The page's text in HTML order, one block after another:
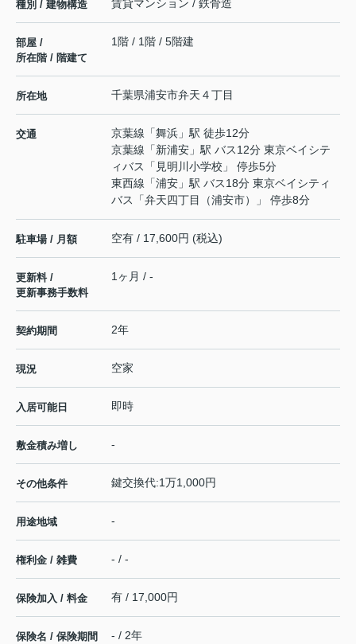
種別 / 建物構造 賃貸マンション / 鉄骨造
部屋 /
所在階 / 階建て
1階 / 1階 / 5階建
所在地 千葉県浦安市弁天 ４丁目
交通 京葉線 「舞浜 」駅 徒歩12分
京葉線 「新浦安 」駅 バス12分 東京ベイシテ
ィバス「見明川小学校」 停歩5分
東西線 「浦安 」駅 バス18分 東京ベイシティ
バス「弁天四丁目（浦安市）」 停歩8分
駐車場 / 月額 空有 / 17,600円 (税込)
更新料 /
更新事務手数料
1ヶ月 / -
契約期間 2年
現況 空家
入居可能日 即時
敷金積み増し -
その他条件 鍵交換代:1万1,000円
用途地域 -
権利金 / 雑費 - / -
保険加入 / 料金 有 / 17,000円
保険名 / 保険期間 - / 2年